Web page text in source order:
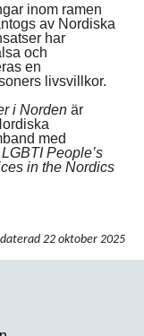
inom ramen
av Nordiska
har
och
en
livsvillkor.
i Norden är
med
LGBTI People’s
in the Nordics
22 oktober 2025